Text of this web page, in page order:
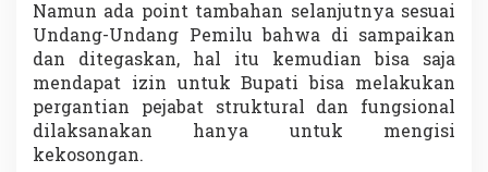
a
n
y
a
k
a
n
Namun ada point tambahan selanjutnya sesuai
Undang-Undang Pemilu bahwa di sampaikan
dan ditegaskan, hal itu kemudian bisa saja
mendapat izin untuk Bupati bisa melakukan
pergantian pejabat struktural dan fungsional
dilaksanakan hanya untuk mengisi
kekosongan.